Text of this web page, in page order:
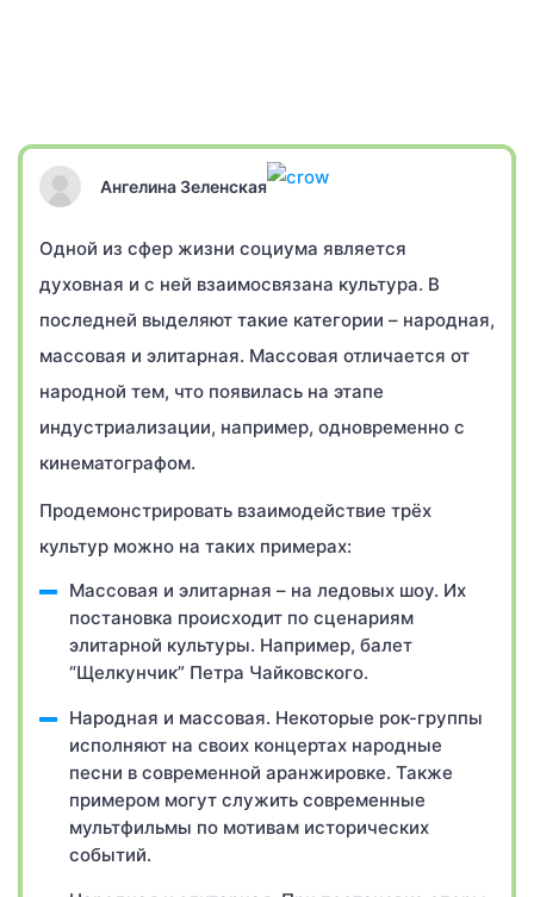
Ангелина Зеленская
Одной из сфер жизни социума является
духовная и с ней взаимосвязана культура. В
последней выделяют такие категории – народная,
массовая и элитарная. Массовая отличается от
народной тем, что появилась на этапе
индустриализации, например, одновременно с
кинематографом.
Продемонстрировать взаимодействие трёх
культур можно на таких примерах:
Массовая и элитарная – на ледовых шоу. Их
постановка происходит по сценариям
элитарной культуры. Например, балет
“Щелкунчик” Петра Чайковского.
Народная и массовая. Некоторые рок-группы
исполняют на своих концертах народные
песни в современной аранжировке. Также
примером могут служить современные
мультфильмы по мотивам исторических
событий.